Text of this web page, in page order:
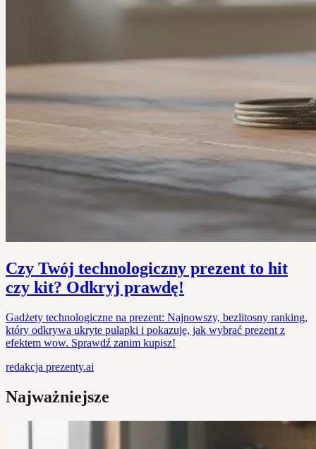
Czy Twój technologiczny prezent to hit
czy kit? Odkryj prawdę!
Gadżety technologiczne na prezent: Najnowszy, bezlitosny ranking,
który odkrywa ukryte pułapki i pokazuje, jak wybrać prezent z
efektem wow. Sprawdź zanim kupisz!
redakcja prezenty.ai
Najważniejsze